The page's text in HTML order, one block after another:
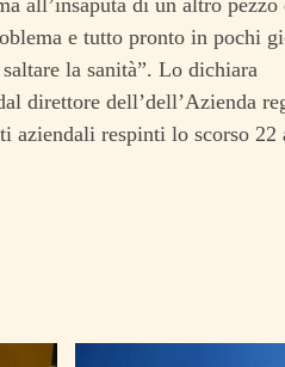
e tutto pronto in pochi
la sanità”. Lo dichiara
direttore dell’dell’Azienda
aziendali respinti lo scorso 22